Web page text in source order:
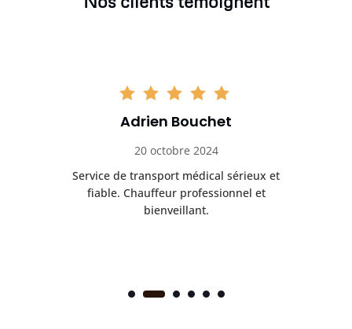
Adrien Bouchet
20 octobre 2024
Service de transport médical sérieux et
fiable. Chauffeur professionnel et
bienveillant.